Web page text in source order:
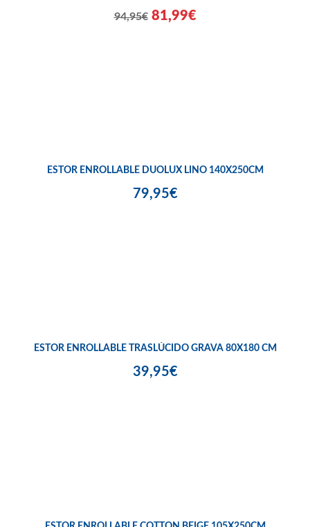
94,95€ 81,99€
ESTOR ENROLLABLE DUOLUX LINO 140X250CM
79,95€
ESTOR ENROLLABLE TRASLÚCIDO GRAVA 80X180 CM
39,95€